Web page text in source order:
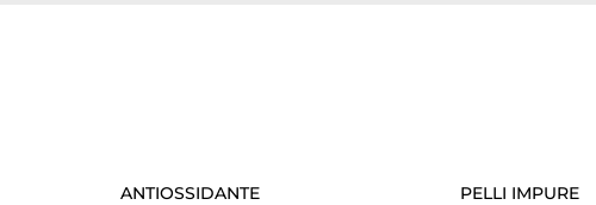
ANTIOSSIDANTE PELLI IMPURE